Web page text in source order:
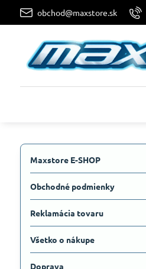
obchod@maxstore.sk
Maxstore E-SHOP
Obchodné podmienky
Reklamácia tovaru
Všetko o nákupe
Doprava